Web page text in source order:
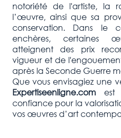
notoriété de l'artiste, la
l’œuvre, ainsi que sa
conservation. Dans le
enchères, certaines
atteignent des prix
vigueur et de
après la Seconde Guerre
Que vous envisagiez une
Expertiseenligne.comest
confiance pour la
vos œuvres d’art